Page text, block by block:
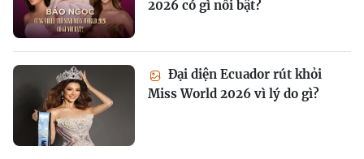
2026 có gì nổi bật?
Đại diện Ecuador rút khỏi
Miss World 2026 vì lý do gì?